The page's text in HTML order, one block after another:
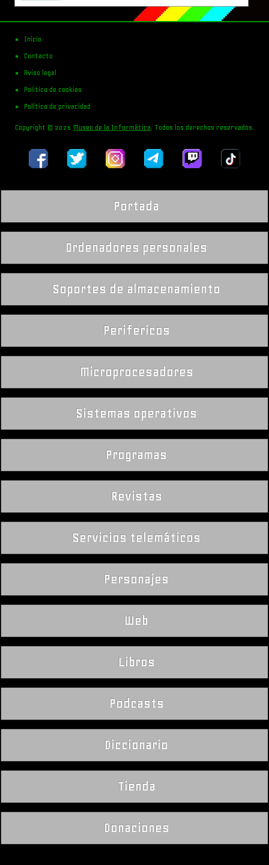
Inicio
Contacto
Aviso legal
Politica de cookies
Política de privacidad
Copyright © 2026 Museo de la Informática. Todos los derechos reservados.
Portada
Ordenadores personales
Soportes de almacenamiento
Perifericos
Microprocesadores
Sistemas operativos
Programas
Revistas
Servicios telemáticos
Personajes
Web
Libros
Podcasts
Diccionario
Tienda
Donaciones